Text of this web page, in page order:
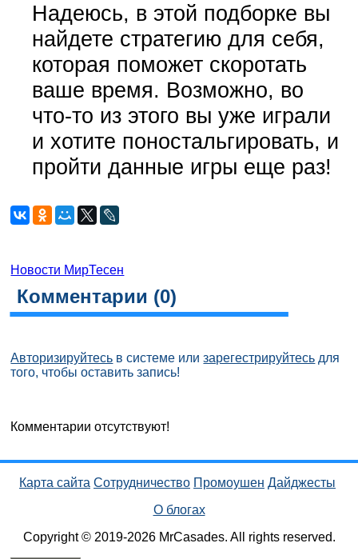
Надеюсь, в этой подборке вы
найдете стратегию для себя,
которая поможет скоротать
ваше время. Возможно, во
что-то из этого вы уже играли
и хотите поностальгировать, и
пройти данные игры еще раз!
Новости МирТесен
Комментарии (0)
Авторизируйтесь в системе илизарегестрируйтесь для
того, чтобы оставить запись!
Комментарии отсутствуют!
Карта сайта Сотрудничество Промоушен Дайджесты
О блогах
Copyright © 2019-2026 MrCasades. All rights reserved.